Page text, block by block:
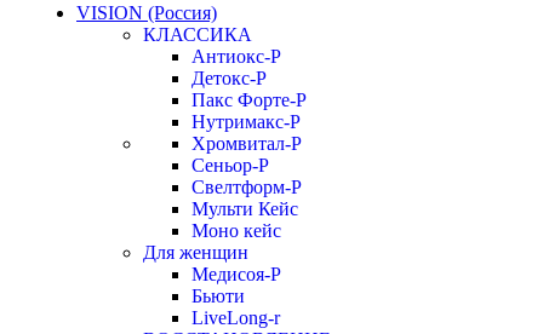
VISION (Россия)
КЛАССИКА
Антиокс-Р
Детокс-Р
Пакс Форте-Р
Нутримакс-Р
Хромвитал-Р
Сеньор-Р
Свелтформ-Р
Мульти Кейс
Моно кейс
Для женщин
Медисоя-Р
Бьюти
LiveLong-r